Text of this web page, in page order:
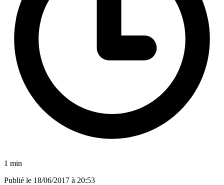
1 min
Publié le 18/06/2017 à 20:53